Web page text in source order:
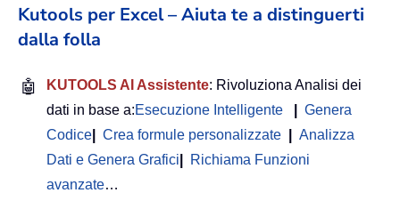
Kutools per Excel – Aiuta te a distinguerti
dalla folla
🤖 KUTOOLS AI Assistente: Rivoluziona Analisi dei
dati in base a:Esecuzione Intelligente
Genera
Codice
Crea formule personalizzate
Analizza
Dati e Genera Grafici
Richiama Funzioni
avanzate…